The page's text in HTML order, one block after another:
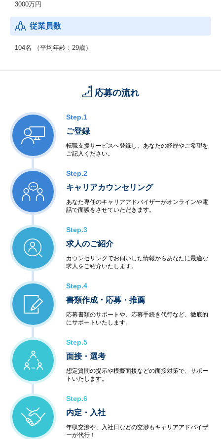
3000万円
従業員数
104名 （平均年齢：29歳）
応募の流れ
Step.1
ご登録
転職支援サービスへ登録し、あなたの経歴やご希望を
ご記入ください。
Step.2
キャリアカウンセリング
あなた専任のキャリアアドバイザーがオンラインや電
話で面談をさせていただきます。
Step.3
求人のご紹介
カウンセリングでお伺いした情報からあなたに最適な
求人をご紹介いたします。
Step.4
書類作成・応募・推薦
応募書類のサポートや、応募手続き代行など、徹底的
にサポートいたします。
Step.5
面接・選考
想定質問の提示や模擬面接などの面接対策で、サポー
トいたします。
Step.6
内定・入社
年収交渉や、入社日などの交渉もキャリアアドバイザ
ーが代行！